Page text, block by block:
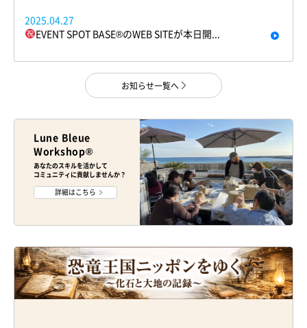
2025.04.27
EVENT SPOT BASE®︎のWEB SITEが本日開...
お知らせ一覧へ
Lune Bleue
Workshop®
あなたのスキルを活かして
コミュニティに貢献しませんか？
詳細はこちら